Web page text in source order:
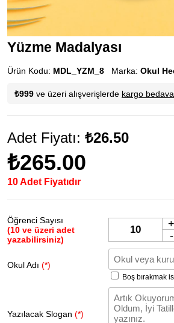
Yüzme Madalyası
Ürün Kodu: MDL_YZM_8 Marka: Okul
₺999 ve üzeri alışverişlerde kargo bedava
Adet Fiyatı: ₺26.50
₺265.00
10 Adet Fiyatıdır
Öğrenci Sayısı
(10 ve üzeri adet
yazabilirsiniz)
+
-
Okul Adı (*)
Boş bırakmak
Yazılacak Slogan (*)